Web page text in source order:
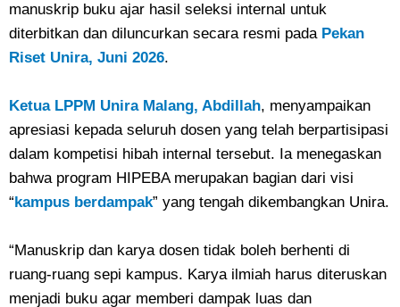
manuskrip buku ajar hasil seleksi internal untuk
diterbitkan dan diluncurkan secara resmi pada Pekan
Riset Unira, Juni 2026.
Ketua LPPM Unira Malang, Abdillah, menyampaikan
apresiasi kepada seluruh dosen yang telah berpartisipasi
dalam kompetisi hibah internal tersebut. Ia menegaskan
bahwa program HIPEBA merupakan bagian dari visi
“kampus berdampak” yang tengah dikembangkan Unira.
“Manuskrip dan karya dosen tidak boleh berhenti di
ruang-ruang sepi kampus. Karya ilmiah harus diteruskan
menjadi buku agar memberi dampak luas dan